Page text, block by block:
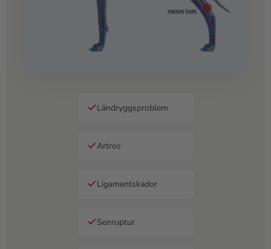
Ländryggsproblem
Artros
Ligamentskador
Senruptur